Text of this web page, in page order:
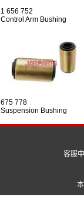
1 656 752
Control Arm Bushing
675 778
Suspension Bushing
客服